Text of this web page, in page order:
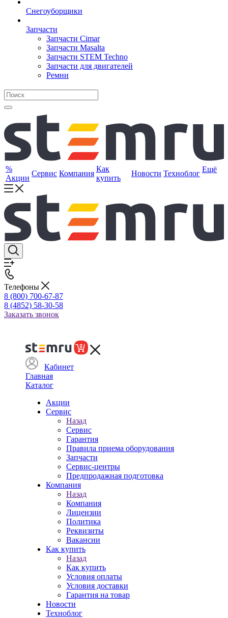
Снегоуборщики
Запчасти
Запчасти Cimar
Запчасти Masalta
Запчасти STEM Techno
Запчасти для двигателей
Ремни
%
Акции
Сервис Компания
Как
купить
Новости Техноблог Ещё
Телефоны
8 (800) 700-67-87
8 (4852) 58-30-58
Заказать звонок
Кабинет
Главная
Каталог
Акции
Сервис
Назад
Сервис
Гарантия
Правила приема оборудования
Запчасти
Сервис-центры
Предпродажная подготовка
Компания
Назад
Компания
Лицензии
Политика
Реквизиты
Вакансии
Как купить
Назад
Как купить
Условия оплаты
Условия доставки
Гарантия на товар
Новости
Техноблог